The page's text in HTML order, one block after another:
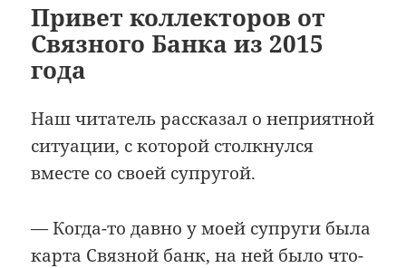
Привет коллекторов от
Связного Банка из 2015
года
Наш читатель рассказал о неприятной
ситуации, с которой столкнулся
вместе со своей супругой.
— Когда-то давно у моей супруги была
карта Связной банк, на ней было что-